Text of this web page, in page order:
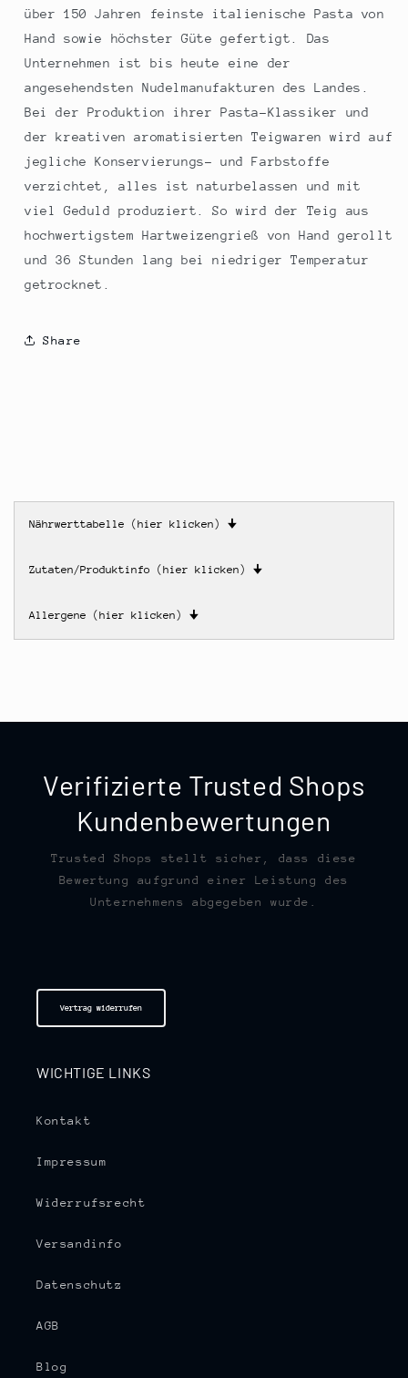
über 150 Jahren feinste italienische Pasta von
Hand sowie höchster Güte gefertigt. Das
Unternehmen ist bis heute eine der
angesehendsten Nudelmanufakturen des Landes.
Bei der Produktion ihrer Pasta-Klassiker und
der kreativen aromatisierten Teigwaren wird auf
jegliche Konservierungs- und Farbstoffe
verzichtet, alles ist naturbelassen und mit
viel Geduld produziert. So wird der Teig aus
hochwertigstem Hartweizengrieß von Hand gerollt
und 36 Stunden lang bei niedriger Temperatur
getrocknet.
Share
Nährwerttabelle (hier klicken) 🠋
Zutaten/Produktinfo (hier klicken) 🠋
Allergene (hier klicken) 🠋
Verifizierte Trusted Shops
Kundenbewertungen
Trusted Shops stellt sicher, dass diese
Bewertung aufgrund einer Leistung des
Unternehmens abgegeben wurde.
Vertrag widerrufen
WICHTIGE LINKS
Kontakt
Impressum
Widerrufsrecht
Versandinfo
Datenschutz
AGB
Blog